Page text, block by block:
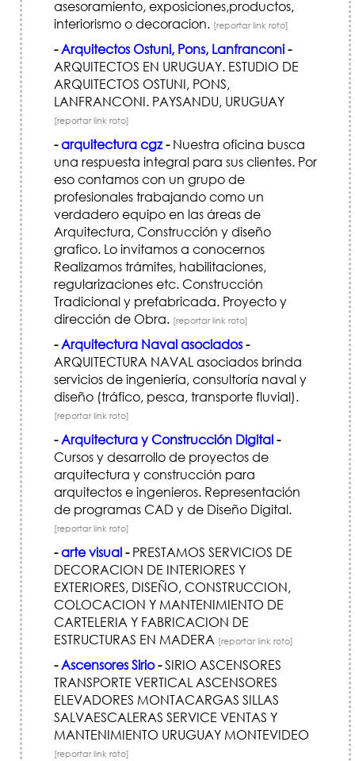
asesoramiento, exposiciones,productos,
interiorismo o decoracion. [reportar link roto]
-Arquitectos Ostuni, Pons, Lanfranconi-
ARQUITECTOS EN URUGUAY. ESTUDIO DE
ARQUITECTOS OSTUNI, PONS,
LANFRANCONI. PAYSANDU, URUGUAY
[reportar link roto]
-arquitectura cgz-Nuestra oficina busca
una respuesta integral para sus clientes. Por
eso contamos con un grupo de
profesionales trabajando como un
verdadero equipo en las áreas de
Arquitectura, Construcción y diseño
grafico. Lo invitamos a conocernos
Realizamos trámites, habilitaciones,
regularizaciones etc. Construcción
Tradicional y prefabricada. Proyecto y
dirección de Obra. [reportar link roto]
-Arquitectura Naval asociados-
ARQUITECTURA NAVAL asociados brinda
servicios de ingeniería, consultoría naval y
diseño (tráfico, pesca, transporte fluvial).
[reportar link roto]
-Arquitectura y Construcción Digital-
Cursos y desarrollo de proyectos de
arquitectura y construcción para
arquitectos e ingenieros. Representación
de programas CAD y de Diseño Digital.
[reportar link roto]
-arte visual-PRESTAMOS SERVICIOS DE
DECORACION DE INTERIORES Y
EXTERIORES, DISEÑO, CONSTRUCCION,
COLOCACION Y MANTENIMIENTO DE
CARTELERIA Y FABRICACION DE
ESTRUCTURAS EN MADERA [reportar link roto]
-Ascensores Sirio-SIRIO ASCENSORES
TRANSPORTE VERTICAL ASCENSORES
ELEVADORES MONTACARGAS SILLAS
SALVAESCALERAS SERVICE VENTAS Y
MANTENIMIENTO URUGUAY MONTEVIDEO
[reportar link roto]